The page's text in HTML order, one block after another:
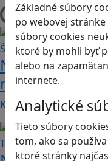
Základné súbory
po webovej
súbory cookies
ktoré by mohli byť
alebo na
internete.
Analytické
Tieto súbory
tom, ako sa
ktoré stránky
Načítam blogy
Návod pre
rodičovského
Kvalitné aplikácie,